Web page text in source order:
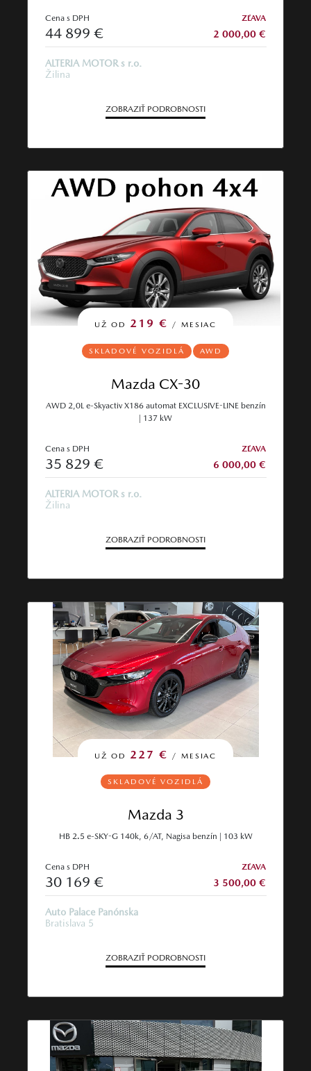
Cena s DPH
44 899 €
ZĽAVA
2 000,00 €
ALTERIA MOTOR s r.o.
Žilina
ZOBRAZIŤ PODROBNOSTI
UŽ OD 219 € / MESIAC
SKLADOVÉ VOZIDLÁ AWD
Mazda CX-30
AWD 2,0L e-Skyactiv X186 automat EXCLUSIVE-LINE benzín
| 137 kW
Cena s DPH
35 829 €
ZĽAVA
6 000,00 €
ALTERIA MOTOR s r.o.
Žilina
ZOBRAZIŤ PODROBNOSTI
UŽ OD 227 € / MESIAC
SKLADOVÉ VOZIDLÁ
Mazda 3
HB 2.5 e-SKY-G 140k, 6/AT, Nagisa benzín | 103 kW
Cena s DPH
30 169 €
ZĽAVA
3 500,00 €
Auto Palace Panónska
Bratislava 5
ZOBRAZIŤ PODROBNOSTI